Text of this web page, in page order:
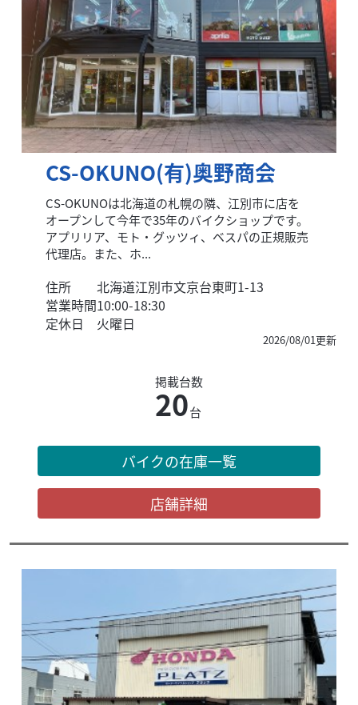
CS-OKUNO(有)奥野商会
CS-OKUNOは北海道の札幌の隣、江別市に店を
オープンして今年で35年のバイクショップです。
アプリリア、モト・グッツィ、ベスパの正規販売
代理店。また、ホ...
住所
北海道江別市文京台東町1-13
営業時間10:00-18:30
定休日
火曜日
2026/08/01更新
掲載台数
20台
バイクの在庫一覧
店舗詳細